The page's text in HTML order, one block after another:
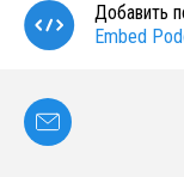
Добавить
Embed